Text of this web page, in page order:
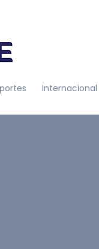
Internacional